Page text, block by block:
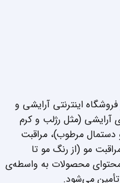
اینترنتی آرایشی و
آرایشی (مثل رژلب و کرم
دستمال مرطوب)، مراقبت
مو (از رنگ مو تا
محصولات به واسطه‌ی
و تأمین می‌شود.